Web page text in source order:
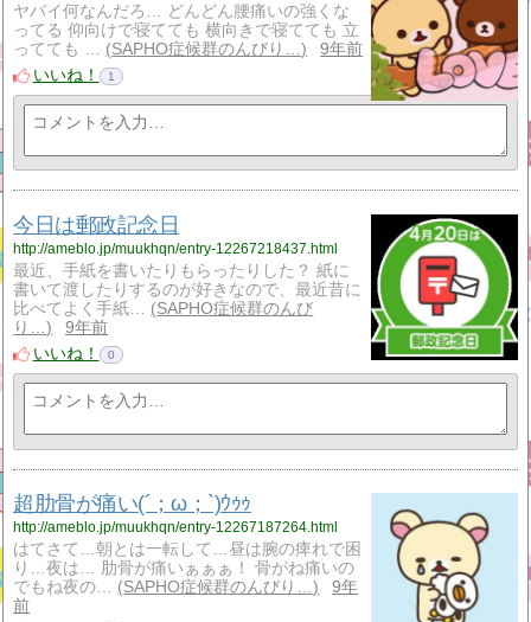
ヤバイ何なんだろ… どんどん腰痛いの強くな
ってる 仰向けで寝てても 横向きで寝てても 立
ってても …
SAPHO症候群のんびり…
9年前
いいね！
1
今日は郵政記念日
http://ameblo.jp/muukhqn/entry-12267218437.html
最近、手紙を書いたりもらったりした？ 紙に
書いて渡したりするのが好きなので、最近昔に
比べてよく手紙…
SAPHO症候群のんび
り…
9年前
いいね！
0
超肋骨が痛い(´；ω；`)ｳｩｩ
http://ameblo.jp/muukhqn/entry-12267187264.html
はてさて…朝とは一転して…昼は腕の痺れで困
り…夜は… 肋骨が痛いぁぁぁ！ 骨がね痛いの
でもね夜の…
SAPHO症候群のんびり…
9年
前